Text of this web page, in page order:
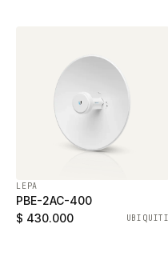
LEPA
PBE-2AC-400
$ 430.000
UBIQUITI